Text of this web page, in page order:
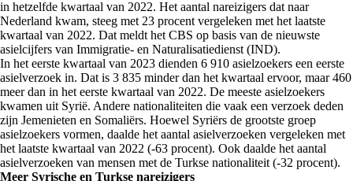
in hetzelfde kwartaal van 2022. Het aantal nareizigers dat naar
Nederland kwam, steeg met 23 procent vergeleken met het laatste
kwartaal van 2022. Dat meldt het CBS op basis van de nieuwste
asielcijfers van Immigratie- en Naturalisatiedienst (IND).
In het eerste kwartaal van 2023 dienden 6 910 asielzoekers een eerste
asielverzoek in. Dat is 3 835 minder dan het kwartaal ervoor, maar 460
meer dan in het eerste kwartaal van 2022. De meeste asielzoekers
kwamen uit Syrië. Andere nationaliteiten die vaak een verzoek deden
zijn Jemenieten en Somaliërs. Hoewel Syriërs de grootste groep
asielzoekers vormen, daalde het aantal asielverzoeken vergeleken met
het laatste kwartaal van 2022 (-63 procent). Ook daalde het aantal
asielverzoeken van mensen met de Turkse nationaliteit (-32 procent).
Meer Syrische en Turkse nareizigers